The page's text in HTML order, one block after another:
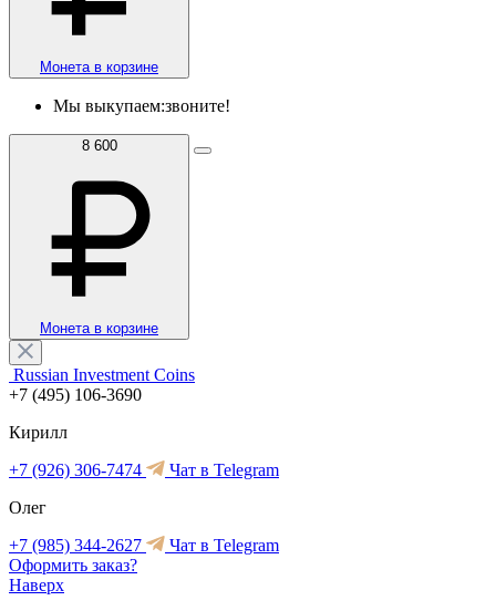
Монета в корзине
Мы выкупаем:звоните!
8 600
Монета в корзине
Russian Investment Coins
+7 (495) 106-3690
Кирилл
+7 (926) 306-7474
Чат в Telegram
Олег
+7 (985) 344-2627
Чат в Telegram
Оформить заказ?
Наверх